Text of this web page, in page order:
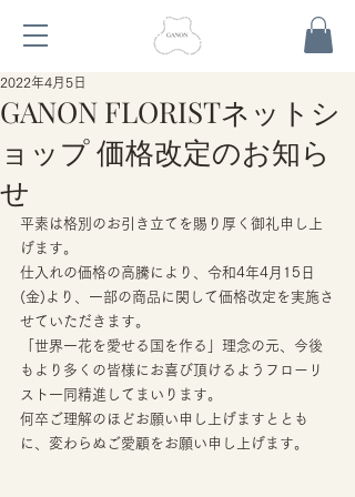
GANON FLORISTネットシ
ョップ 価格改定のお知ら
せ
2022年4月5日
平素は格別のお引き立てを賜り厚く御礼申し上
げます。
仕入れの価格の高騰により、令和4年4月15日
(金)より、一部の商品に関して価格改定を実施さ
せていただきます。
「世界一花を愛せる国を作る」理念の元、今後
もより多くの皆様にお喜び頂けるようフローリ
スト一同精進してまいります。
何卒ご理解のほどお願い申し上げますととも
に、変わらぬご愛顧をお願い申し上げます。